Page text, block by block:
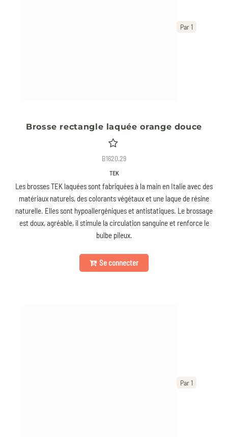
Par 1
Brosse rectangle laquée orange douce
B1620.29
TEK
Les brosses TEK laquées sont fabriquées à la main en Italie avec des
matériaux naturels, des colorants végétaux et une laque de résine
naturelle. Elles sont hypoallergéniques et antistatiques. Le brossage
est doux, agréable, il stimule la circulation sanguine et renforce le
bulbe pileux.
Se connecter
Par 1